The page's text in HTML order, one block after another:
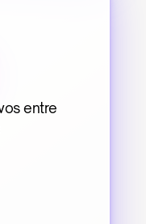
entre